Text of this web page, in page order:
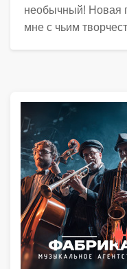
необычный! Новая
мне с чьим